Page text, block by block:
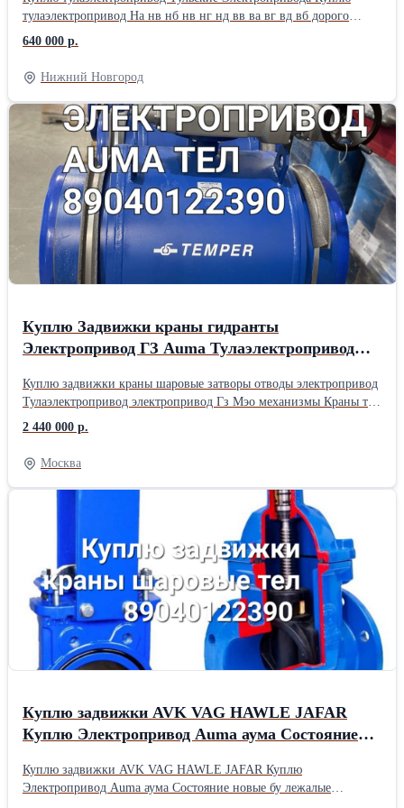
тулаэлектропривод На нв нб нв нг нд вв ва вг вд вб дорого
Звоните тел 89040122390 алексей Куплю тулаэлектропривод На
нв нб нв нг нд вв ва вг вд вб дорого Звоните тел 89040122390
алексей
640 000 р.
Нижний Новгород
Куплю Задвижки краны гидранты
Электропривод ГЗ Auma Тулаэлектропривод
Куплю задвижки краны шаровые затворы отводы электропривод
Тулаэлектропривод электропривод Гз Мэо механизмы Краны тел
89040122390 Куплю задвижки AVK VAG HAWLE JAFAR Куплю
Электропривод Auma аума Состояние новые бу лежалые
2 440 000 р.
Москва
Куплю задвижки AVK VAG HAWLE JAFAR
Куплю Электропривод Auma аума Состояние
89040122390 алексей
Куплю задвижки AVK VAG HAWLE JAFAR Куплю
Электропривод Auma аума Состояние новые бу лежалые